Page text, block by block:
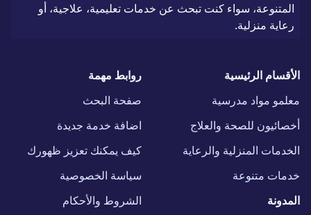
المتنوعة، سواء كنت تبحث عن خدمات تعليمية، علاجية، أو
رعاية منزلية.
الأقسام الرئيسية
معلمو مواد مدرسية
أخصائيون للصحة والعلاج
الخدمات المنزلية والرعاية
خدمات متنوعة
المدونة
روابط مهمة
صفحة البحث
اضافة خدمة جديدة
كيف يمكنك تعزيز ظهورك
سياسة الخصوصية
الشروط والأحكام